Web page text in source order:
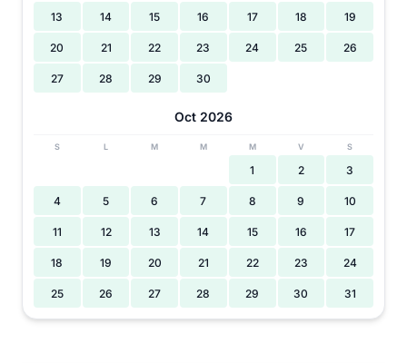
13 14 15 16 17 18 19
20 21 22 23 24 25 26
27 28 29 30
Oct 2026
S L M M M V S
1 2 3
4 5 6 7 8 9 10
11 12 13 14 15 16 17
18 19 20 21 22 23 24
25 26 27 28 29 30 31